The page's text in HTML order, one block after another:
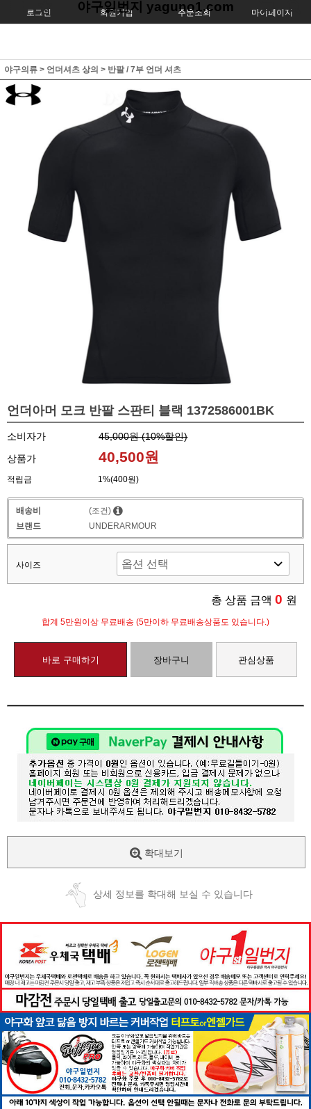
로그인 회원가입 주문조회 마이페이지
야구일번지 yaguno1.com
야구의류 > 언더셔츠 상의 > 반팔 / 7부 언더 셔츠
언더아머 모크 반팔 스판티 블랙 1372586001BK
소비자가 45,000원 (10%할인)
상품가
40,500원
적립금 1%(400원)
배송비
(조건)
브랜드
UNDERARMOUR
사이즈
총 상품 금액 0 원
합계 5만원이상 무료배송 (5만이하 무료배송상품도 있습니다.)
바로 구매하기 장바구니 관심상품
확대보기
상세 정보를 확대해 보실 수 있습니다